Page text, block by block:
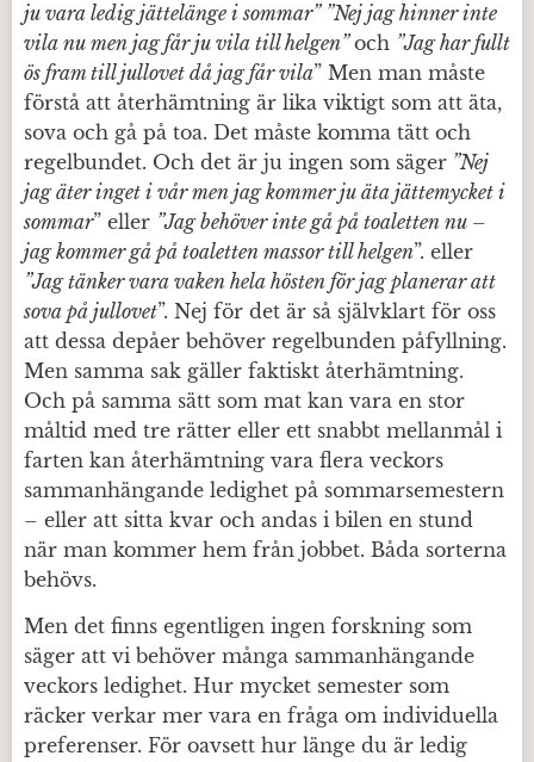
ju vara ledig jättelänge i sommar” ”Nej jag hinner inte
vila nu men jag får ju vila till helgen”och ”Jag har fullt
ös fram till jullovet då jag får vila” Men man måste
förstå att återhämtning är lika viktigt som att äta,
sova och gå på toa. Det måste komma tätt och
regelbundet. Och det är ju ingen som säger ”Nej
jag äter inget i vår men jag kommer ju äta jättemycket i
sommar” eller ”Jag behöver inte gå på toaletten nu –
jag kommer gå på toaletten massor till helgen”. eller
”Jag tänker vara vaken hela hösten för jag planerar att
sova på jullovet”. Nej för det är så självklart för oss
att dessa depåer behöver regelbunden påfyllning.
Men samma sak gäller faktiskt återhämtning.
Och på samma sätt som mat kan vara en stor
måltid med tre rätter eller ett snabbt mellanmål i
farten kan återhämtning vara flera veckors
sammanhängande ledighet på sommarsemestern
– eller att sitta kvar och andas i bilen en stund
när man kommer hem från jobbet. Båda sorterna
behövs.
Men det finns egentligen ingen forskning som
säger att vi behöver många sammanhängande
veckors ledighet. Hur mycket semester som
räcker verkar mer vara en fråga om individuella
preferenser. För oavsett hur länge du är ledig